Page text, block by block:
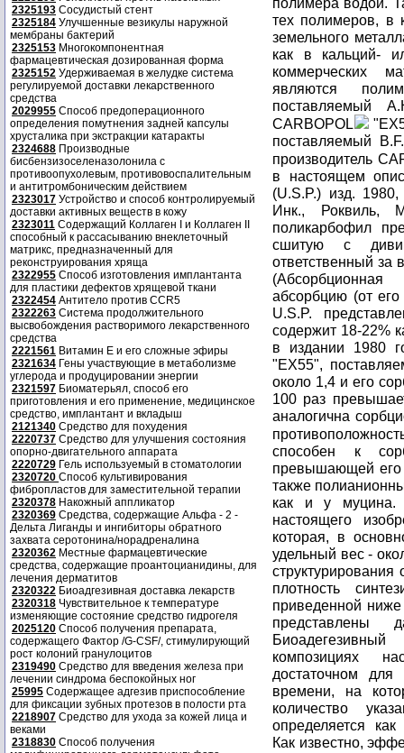
2325193 Сосудистый стент
2325184 Улучшенные везикулы наружной
мембраны бактерий
2325153 Многокомпонентная
фармацевтическая дозированная форма
2325152 Удерживаемая в желудке система
регулируемой доставки лекарственного
средства
2029955 Способ предоперационного
определения помутнения задней капсулы
хрусталика при экстракции катаракты
2324688 Производные
бисбензизоселеназолонила с
противоопухолевым, противовоспалительным
и антитромбоническим действием
2323017 Устройство и способ контролируемый
доставки активных веществ в кожу
2323011 Содержащий Коллаген I и Коллаген II
способный к рассасыванию внеклеточный
матрикс, предназначенный для
реконструирования хряща
2322955 Способ изготовления имплантанта
для пластики дефектов хрящевой ткани
2322454 Антитело против CCR5
2322263 Система продолжительного
высвобождения растворимого лекарственного
средства
2221561 Витамин Е и его сложные эфиры
2321634 Гены участвующие в метаболизме
углерода и продуцировании энергии
2321597 Биоматерьял, способ его
приготовления и его применение, медицинское
средство, имплантант и вкладыш
2121340 Средство для похудения
2220737 Средство для улучшения состояния
опорно-двигательного аппарата
2220729 Гель используемый в стоматологии
2320720 Способ культивирования
фибропластов для заместительной терапии
2320378 Накожный аппликатор
2320369 Средства, содержащие Альфа - 2 -
Дельта Лиганды и ингибиторы обратного
захвата серотонина/норадреналина
2320362 Местные фармацевтические
средства, содержащие проантоцианидины, для
лечения дерматитов
2320322 Биоадгезивная доставка лекарств
2320318 Чувствительное к температуре
изменяющие состояние средство гидрогеля
2025120 Способ получения препарата,
содержащего Фактор /G-CSF/, стимулирующий
рост колоний гранулоцитов
2319490 Средство для введения железа при
лечении синдрома беспокойных ног
25995 Содержащее адгезив приспособление
для фиксации зубных протезов в полости рта
2218907 Средство для ухода за кожей лица и
веками
2318830 Способ получения
тех полимеров, в
земельного
как в кальций-
коммерческих
являются
поставляемый
CARBOPOL
поставляемый
производитель
в настоящем
(U.S.P.) изд.
Инк., Роквиль,
поликарбофил
сшитую с
ответственный за
абсорбцию (от
U.S.P.
содержит 18-22%
в издании 1980
"ЕХ55",
около 1,4 и его
100 раз
аналогична
способен к
превышающей его
также
как и у муцина.
настоящего
которая, в
удельный вес -
плотность
приведенной
композициях
достаточном
времени, на
количество
определяется
Как известно,